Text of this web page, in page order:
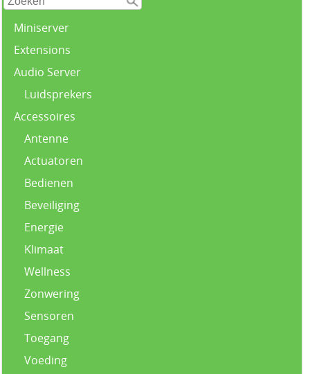
Miniserver
Extensions
Audio Server
Luidsprekers
Accessoires
Antenne
Actuatoren
Bedienen
Beveiliging
Energie
Klimaat
Wellness
Zonwering
Sensoren
Toegang
Voeding